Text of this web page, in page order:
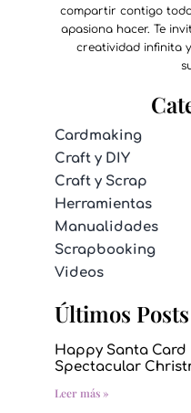
compartir contigo
apasiona hacer. Te
creatividad infinita
Cardmaking
Craft y DIY
Craft y Scrap
Herramientas
Manualidades
Scrapbooking
Videos
Últimos Posts
Happy Santa
Spectacular
Leer más »